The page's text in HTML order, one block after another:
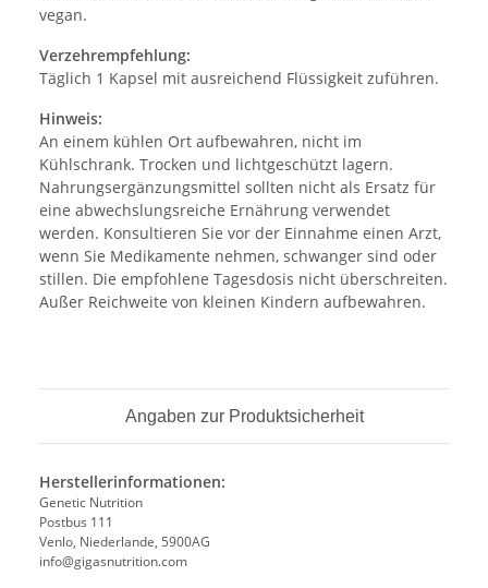
vegan.
Verzehrempfehlung:
Täglich 1 Kapsel mit ausreichend Flüssigkeit zuführen.
Hinweis:
An einem kühlen Ort aufbewahren, nicht im
Kühlschrank. Trocken und lichtgeschützt lagern.
Nahrungsergänzungsmittel sollten nicht als Ersatz für
eine abwechslungsreiche Ernährung verwendet
werden. Konsultieren Sie vor der Einnahme einen Arzt,
wenn Sie Medikamente nehmen, schwanger sind oder
stillen. Die empfohlene Tagesdosis nicht überschreiten.
Außer Reichweite von kleinen Kindern aufbewahren.
Angaben zur Produktsicherheit
Herstellerinformationen:
Genetic Nutrition
Postbus 111
Venlo, Niederlande, 5900AG
info@gigasnutrition.com